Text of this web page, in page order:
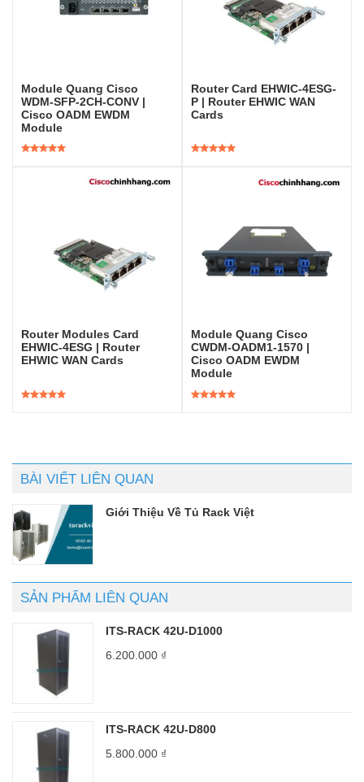
Module Quang Cisco
WDM-SFP-2CH-CONV |
Cisco OADM EWDM
Module
Router Card EHWIC-4ESG-
P | Router EHWIC WAN
Cards
Router Modules Card
EHWIC-4ESG | Router
EHWIC WAN Cards
Module Quang Cisco
CWDM-OADM1-1570 |
Cisco OADM EWDM
Module
BÀI VIẾT LIÊN QUAN
Giới Thiệu Về Tủ Rack Việt
SẢN PHẨM LIÊN QUAN
ITS-RACK 42U-D1000
6.200.000 ₫
ITS-RACK 42U-D800
5.800.000 ₫